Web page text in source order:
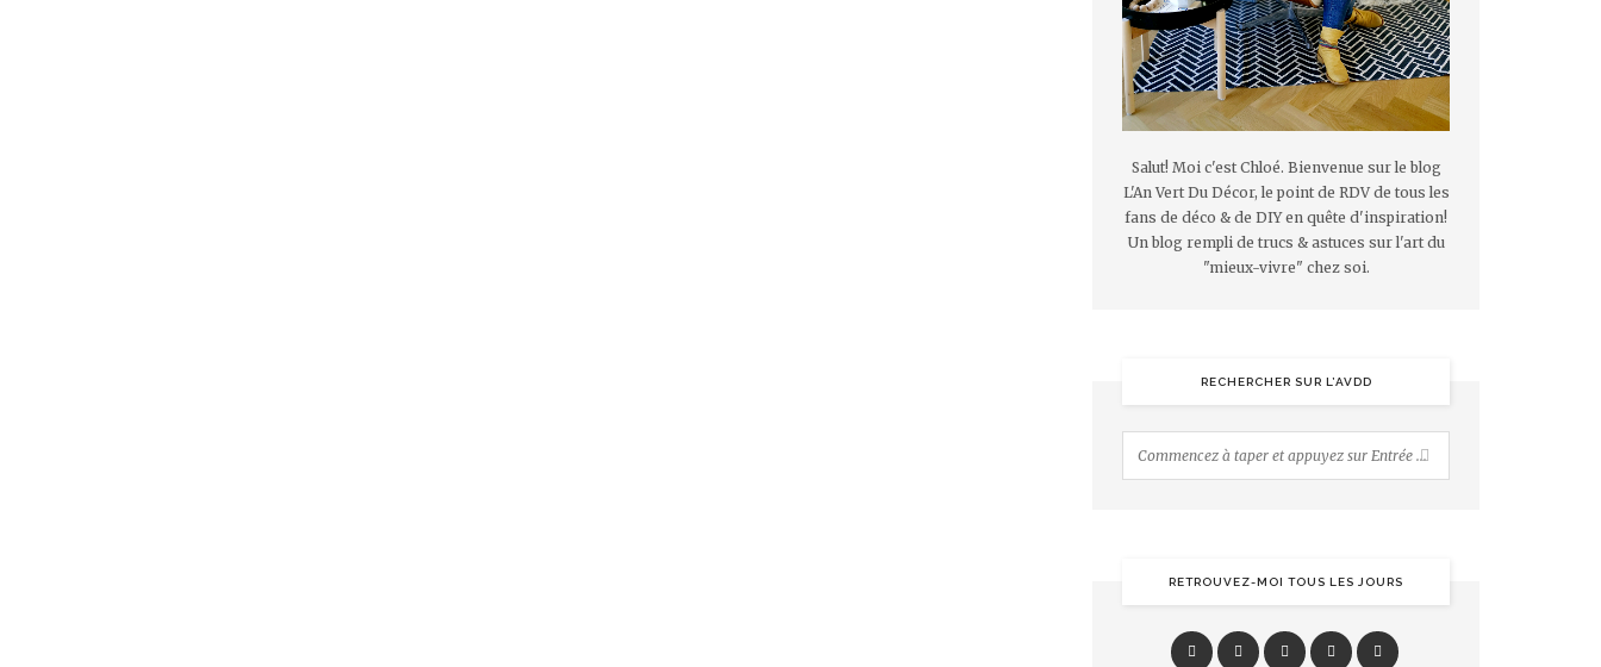
Salut! Moi c'est Chloé. Bienvenue sur le blog
L'An Vert Du Décor, le point de RDV de tous les
fans de déco & de DIY en quête d'inspiration!
Un blog rempli de trucs & astuces sur l'art du
"mieux-vivre" chez soi.
RECHERCHER SUR L’AVDD
RETROUVEZ-MOI TOUS LES JOURS